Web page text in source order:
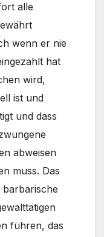
alle
wenn er nie
hat
wird,
ist und
und dass
abweisen
muss. Das
führen, das